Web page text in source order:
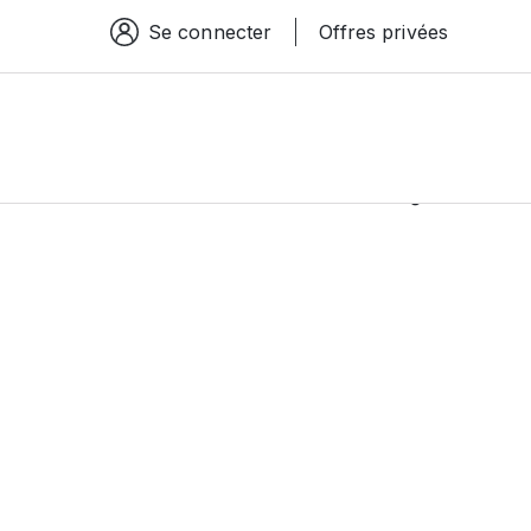
Espace connexion
Se connecter Offres privées